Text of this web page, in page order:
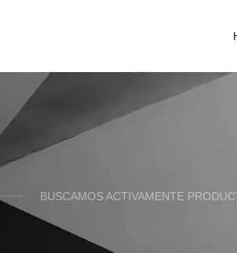
BUSCAMOS ACTIVAMENTE